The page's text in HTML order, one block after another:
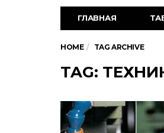
ГЛАВНАЯ
HOME TAG ARCHIVE
TAG: